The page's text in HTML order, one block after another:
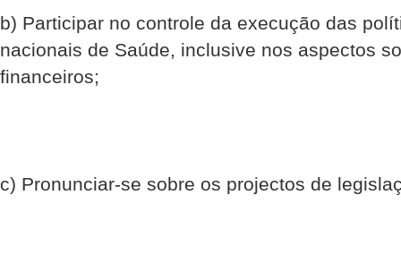
b) Participar no controle da execução das
nacionais de Saúde, inclusive nos aspectos
financeiros;
c) Pronunciar-se sobre os projectos de